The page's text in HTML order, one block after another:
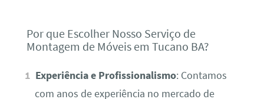
Por que Escolher Nosso Serviço de
Montagem de Móveis em Tucano BA?
Experiência e Profissionalismo: Contamos
com anos de experiência no mercado de